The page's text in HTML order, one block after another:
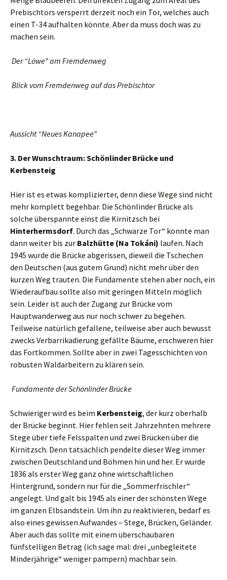
Prebischtors versperrt derzeit noch ein Tor, welches auch
einen T-34 aufhalten könnte. Aber da muss doch was zu
machen sein.
Der “Löwe” am Fremdenweg
Blick vom Fremdenweg auf das Prebischtor
Aussicht “Neues Kanapee”
3. Der Wunschtraum: Schönlinder Brücke und
Kerbensteig
Hier ist es etwas komplizierter, denn diese Wege sind nicht
mehr komplett begehbar. Die Schönlinder Brücke als
solche überspannte einst die Kirnitzsch bei
Hinterhermsdorf. Durch das „Schwarze Tor“ konnte man
dann weiter bis zur Balzhütte (Na Tokáni) laufen. Nach
1945 wurde die Brücke abgerissen, dieweil die Tschechen
den Deutschen (aus gutem Grund) nicht mehr über den
kurzen Weg trauten. Die Fundamente stehen aber noch, ein
Wiederaufbau sollte also mit geringen Mitteln möglich
sein. Leider ist auch der Zugang zur Brücke vom
Hauptwanderweg aus nur noch schwer zu begehen.
Teilweise natürlich gefallene, teilweise aber auch bewusst
zwecks Verbarrikadierung gefällte Bäume, erschweren hier
das Fortkommen. Sollte aber in zwei Tagesschichten von
robusten Waldarbeitern zu klären sein.
Fundamente der Schönlinder Brücke
Schwieriger wird es beim Kerbensteig, der kurz oberhalb
der Brücke beginnt. Hier fehlen seit Jahrzehnten mehrere
Stege über tiefe Felsspalten und zwei Brücken über die
Kirnitzsch. Denn tatsächlich pendelte dieser Weg immer
zwischen Deutschland und Böhmen hin und her. Er wurde
1836 als erster Weg ganz ohne wirtschaftlichen
Hintergrund, sondern nur für die „Sommerfrischler“
angelegt. Und galt bis 1945 als einer der schönsten Wege
im ganzen Elbsandstein. Um ihn zu reaktivieren, bedarf es
also eines gewissen Aufwandes – Stege, Brücken, Geländer.
Aber auch das sollte mit einem überschaubaren
fünfstelligen Betrag (ich sage mal: drei „unbegleitete
Minderjährige“ weniger pampern) machbar sein.